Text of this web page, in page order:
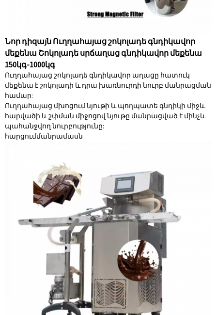
Նոր դիզայն Ուղղահայաց շոկոլադե գնդիկավոր
մեքենա Շոկոլադե սրճաղաց գնդիկավոր մեքենա
150կգ-1000կգ
Ուղղահայաց շոկոլադե գնդիկավոր աղացը հատուկ
մեքենա է շոկոլադի և դրա խառնուրդի նուրբ մանրացման
համար:
Ուղղահայաց մխոցում նյութի և պողպատե գնդիկի միջև
հարվածի և շփման միջոցով նյութը մանրացված է մինչև
պահանջվող նուրբությունը:
հարցումմանրամասն